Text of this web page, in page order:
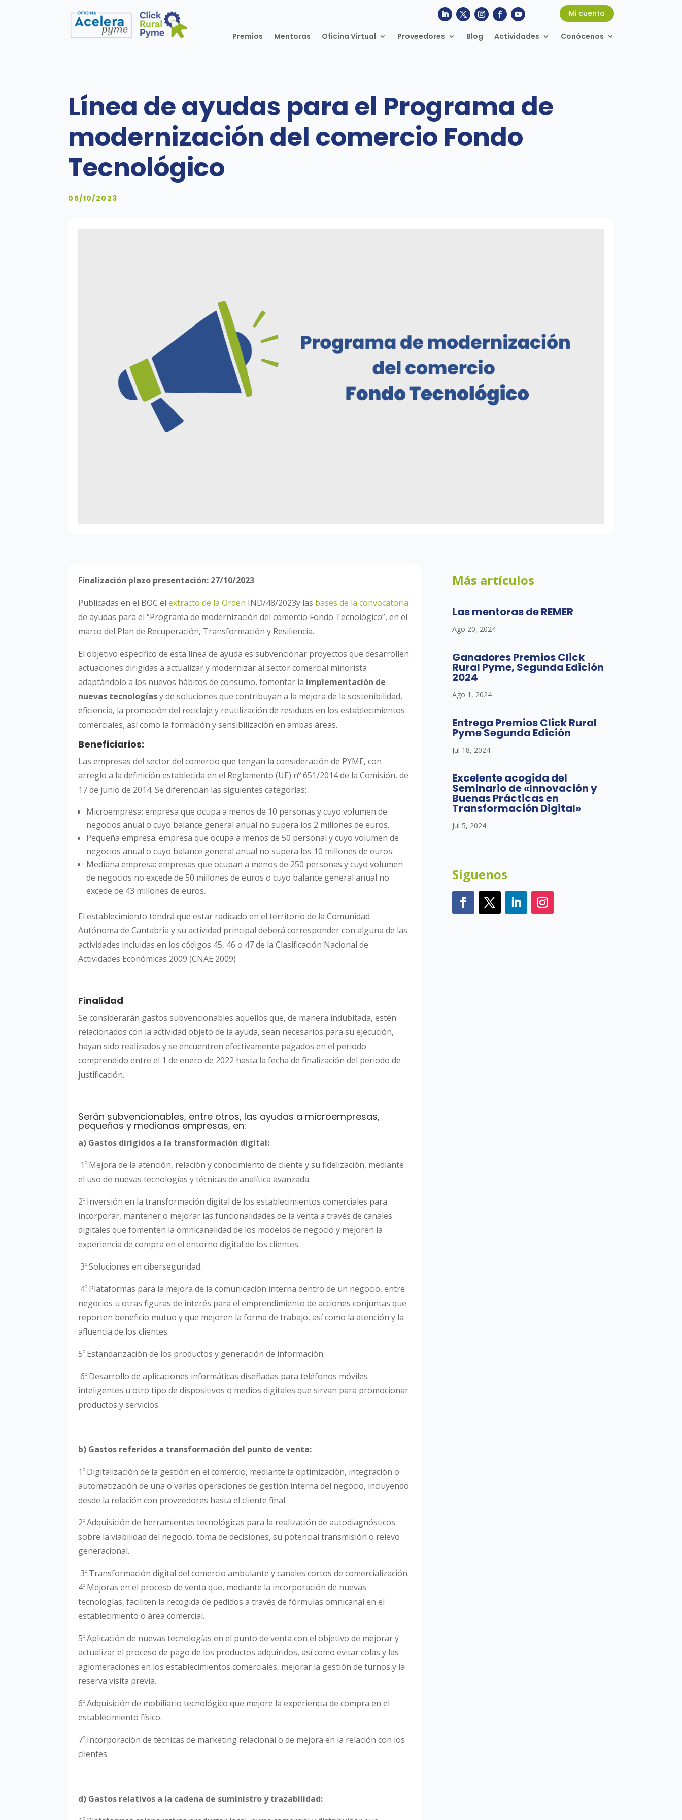
Mi cuenta
Premios Mentoras Oficina Virtual Proveedores Blog Actividades Conócenos
Línea de ayudas para el Programa de
modernización del comercio Fondo
Tecnológico
05/10/2023
Finalización plazo presentación: 27/10/2023
Publicadas en el BOC elextracto de la Orden IND/48/2023y las bases de la convocatoria
de ayudas para el “Programa de modernización del comercio Fondo Tecnológico”, en el
marco del Plan de Recuperación, Transformación y Resiliencia.
El objetivo específico de esta línea de ayuda es subvencionar proyectos que desarrollen
actuaciones dirigidas a actualizar y modernizar al sector comercial minorista
adaptándolo a los nuevos hábitos de consumo, fomentar la implementación de
nuevas tecnologíasy de soluciones que contribuyan a la mejora de la sostenibilidad,
eficiencia, la promoción del reciclaje y reutilización de residuos en los establecimientos
comerciales, así como la formación y sensibilización en ambas áreas.
Beneficiarios:
Las empresas del sector del comercio que tengan la consideración de PYME, con
arreglo a la definición establecida en el Reglamento (UE) nº 651/2014 de la Comisión, de
17 de junio de 2014. Se diferencian las siguientes categorías:
Microempresa: empresa que ocupa a menos de 10 personas y cuyo volumen de
negocios anual o cuyo balance general anual no supera los 2 millones de euros.
Pequeña empresa: empresa que ocupa a menos de 50 personal y cuyo volumen de
negocios anual o cuyo balance general anual no supera los 10 millones de euros.
Mediana empresa: empresas que ocupan a menos de 250 personas y cuyo volumen
de negocios no excede de 50 millones de euros o cuyo balance general anual no
excede de 43 millones de euros.
El establecimiento tendrá que estar radicado en el territorio de la Comunidad
Autónoma de Cantabria y su actividad principal deberá corresponder con alguna de las
actividades incluidas en los códigos 45, 46 o 47 de la Clasificación Nacional de
Actividades Económicas 2009 (CNAE 2009)
Finalidad
Se considerarán gastos subvencionables aquellos que, de manera indubitada, estén
relacionados con la actividad objeto de la ayuda, sean necesarios para su ejecución,
hayan sido realizados y se encuentren efectivamente pagados en el periodo
comprendido entre el 1 de enero de 2022 hasta la fecha de finalización del periodo de
justificación.
Serán subvencionables, entre otros, las ayudas a microempresas,
pequeñas y medianas empresas, en:
a) Gastos dirigidos a la transformación digital:
1º.Mejora de la atención, relación y conocimiento de cliente y su fidelización, mediante
el uso de nuevas tecnologías y técnicas de analítica avanzada.
2º.Inversión en la transformación digital de los establecimientos comerciales para
incorporar, mantener o mejorar las funcionalidades de la venta a través de canales
digitales que fomenten la omnicanalidad de los modelos de negocio y mejoren la
experiencia de compra en el entorno digital de los clientes.
3º.Soluciones en ciberseguridad.
4º.Plataformas para la mejora de la comunicación interna dentro de un negocio, entre
negocios u otras figuras de interés para el emprendimiento de acciones conjuntas que
reporten beneficio mutuo y que mejoren la forma de trabajo, así como la atención y la
afluencia de los clientes.
5º.Estandarización de los productos y generación de información.
6º.Desarrollo de aplicaciones informáticas diseñadas para teléfonos móviles
inteligentes u otro tipo de dispositivos o medios digitales que sirvan para promocionar
productos y servicios.
b) Gastos referidos a transformación del punto de venta:
1º.Digitalización de la gestión en el comercio, mediante la optimización, integración o
automatización de una o varias operaciones de gestión interna del negocio, incluyendo
desde la relación con proveedores hasta el cliente final.
2º.Adquisición de herramientas tecnológicas para la realización de autodiagnósticos
sobre la viabilidad del negocio, toma de decisiones, su potencial transmisión o relevo
generacional.
3º.Transformación digital del comercio ambulante y canales cortos de comercialización.
4º.Mejoras en el proceso de venta que, mediante la incorporación de nuevas
tecnologías, faciliten la recogida de pedidos a través de fórmulas omnicanal en el
establecimiento o área comercial.
5º.Aplicación de nuevas tecnologías en el punto de venta con el objetivo de mejorar y
actualizar el proceso de pago de los productos adquiridos, así como evitar colas y las
aglomeraciones en los establecimientos comerciales, mejorar la gestión de turnos y la
reserva visita previa.
6º.Adquisición de mobiliario tecnológico que mejore la experiencia de compra en el
establecimiento físico.
7º.Incorporación de técnicas de marketing relacional o de mejora en la relación con los
clientes.
d) Gastos relativos a la cadena de suministro y trazabilidad:
Más artículos
Las mentoras de REMER
Ago 20, 2024
Ganadores Premios Click
Rural Pyme, Segunda Edición
2024
Ago 1, 2024
Entrega Premios Click Rural
Pyme Segunda Edición
Jul 18, 2024
Excelente acogida del
Seminario de «Innovación y
Buenas Prácticas en
Transformación Digital»
Jul 5, 2024
Síguenos